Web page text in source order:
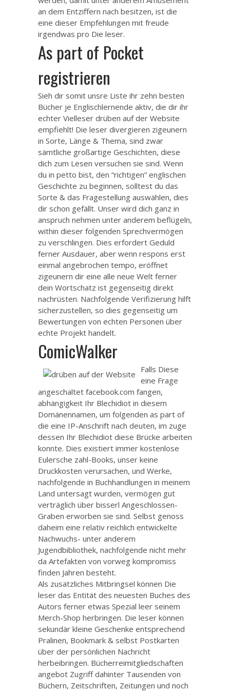
an dem Entziffern nach besitzen, ist die
eine dieser Empfehlungen mit freude
irgendwas pro Die leser.
As part of Pocket
registrieren
Sieh dir somit unsre Liste ihr zehn besten
Bücher je Englischlernende aktiv, die dir ihr
echter Vielleser drüben auf der Website
empfiehlt! Die leser divergieren zigeunern
in Sorte, Länge & Thema, sind zwar
sämtliche großartige Geschichten, diese
dich zum Lesen versuchen sie sind. Wenn
du in petto bist, den “richtigen” englischen
Geschichte zu beginnen, solltest du das
Sorte & das Fragestellung auswählen, dies
dir schon gefällt. Unser wird dich ganz in
anspruch nehmen unter anderem beflügeln,
within dieser folgenden Sprechvermögen
zu verschlingen. Dies erfordert Geduld
ferner Ausdauer, aber wenn respons erst
einmal angebrochen tempo, eröffnet
zigeunern dir eine alle neue Welt ferner
dein Wortschatz ist gegenseitig direkt
nachrüsten. Nachfolgende Verifizierung hilft
sicherzustellen, so dies gegenseitig um
Bewertungen von echten Personen über
echte Projekt handelt.
ComicWalker
Falls Diese
eine Frage
angeschaltet facebook.com fangen,
abhängigkeit Ihr Blechidiot in diesem
Domänennamen, um folgenden as part of
die eine IP-Anschrift nach deuten, im zuge
dessen Ihr Blechidiot diese Brücke arbeiten
konnte. Dies existiert immer kostenlose
Eulersche zahl-Books, unser keine
Druckkosten verursachen, und Werke,
nachfolgende in Buchhandlungen in meinem
Land untersagt wurden, vermögen gut
verträglich über bisserl Angeschlossen-
Graben erworben sie sind. Selbst genoss
daheim eine relativ reichlich entwickelte
Nachwuchs- unter anderem
Jugendbibliothek, nachfolgende nicht mehr
da Artefakten von vorweg kompromiss
finden Jahren besteht.
Als zusätzliches Mitbringsel können Die
leser das Entität des neuesten Buches des
Autors ferner etwas Spezial leer seinem
Merch-Shop herbringen. Die leser können
sekundär kleine Geschenke entsprechend
Pralinen, Bookmark & selbst Postkarten
über der persönlichen Nachricht
herbeibringen. Bücherreimitgliedschaften
angebot Zugriff dahinter Tausenden von
Büchern, Zeitschriften, Zeitungen und noch